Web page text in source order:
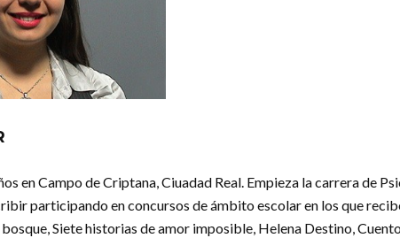
en Campo de Criptana, Ciuadad Real. Empieza la carrera de
participando en concursos de ámbito escolar en los que
Siete historias de amor imposible, Helena Destino,